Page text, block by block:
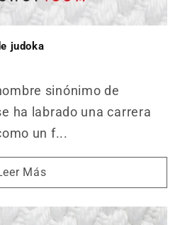
judoka
sinónimo de
ha labrado una carrera
un f...
Más